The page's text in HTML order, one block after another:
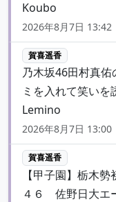
Koubo
2026年8月7日 13:42
賀喜遥香
乃木坂46田村真
ミを入れて笑い
Lemino
2026年8月7日 13:00
賀喜遥香
【甲子園】栃木
４６ 佐野日大エ